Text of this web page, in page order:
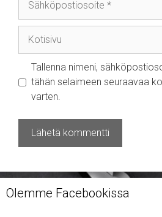
Tallenna nimeni,
tähän selaimeen seuraavaa
varten.
Olemme Facebookissa